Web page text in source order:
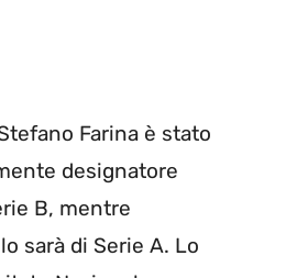
Farina è stato
designatore
B, mentre
sarà di Serie A. Lo